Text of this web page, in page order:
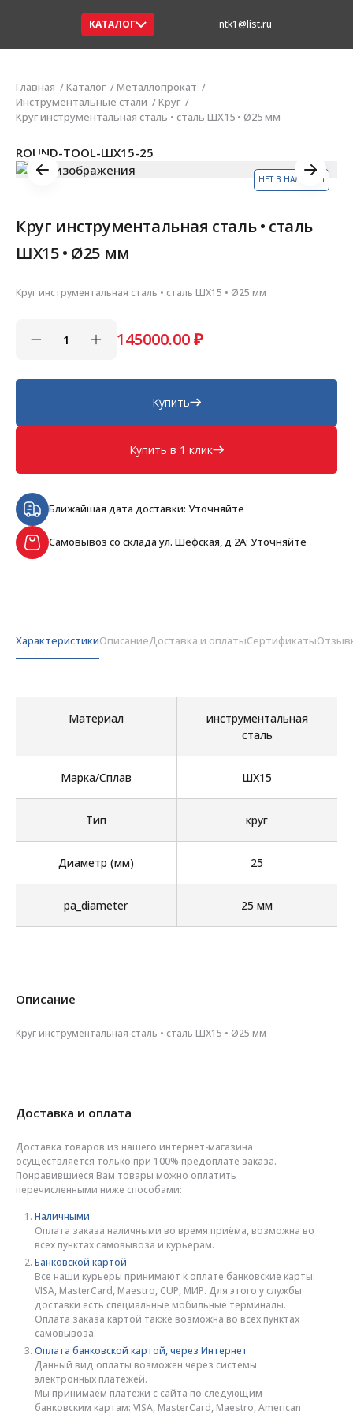
КАТАЛОГ ntk1@list.ru
Главная Каталог
Металлопрокат
Инструментальные стали
Круг
Круг инструментальная сталь • сталь ШХ15 • Ø25 мм
НЕТ В НАЛИЧИИ
ROUND-TOOL-ШХ15-25
Круг инструментальная сталь • сталь
ШХ15 • Ø25 мм
Круг инструментальная сталь • сталь ШХ15 • Ø25 мм
145000.00₽
Купить
Купить в 1 клик
Ближайшая дата доставки: Уточняйте
Самовывоз со склада ул. Шефская, д 2А: Уточняйте
ХарактеристикиОписаниеДоставка и оплатыСертификаты
Материал
инструментальная
сталь
Марка/Сплав ШХ15
Тип круг
Диаметр (мм) 25
pa_diameter 25 мм
Описание
Круг инструментальная сталь • сталь ШХ15 • Ø25 мм
Доставка и оплата
Доставка товаров из нашего интернет-магазина
осуществляется только при 100% предоплате заказа.
Понравившиеся Вам товары можно оплатить
перечисленными ниже способами:
Наличными
Оплата заказа наличными во время приёма, возможна во
всех пунктах самовывоза и курьерам.
Банковской картой
Все наши курьеры принимают к оплате банковские карты:
VISA, MasterCard, Maestro, CUP, МИР. Для этого у службы
доставки есть специальные мобильные терминалы.
Оплата заказа картой также возможна во всех пунктах
самовывоза.
Оплата банковской картой, через Интернет
Данный вид оплаты возможен через системы
электронных платежей.
Мы принимаем платежи с сайта по следующим
банковским картам: VISA, MasterCard, Maestro, American